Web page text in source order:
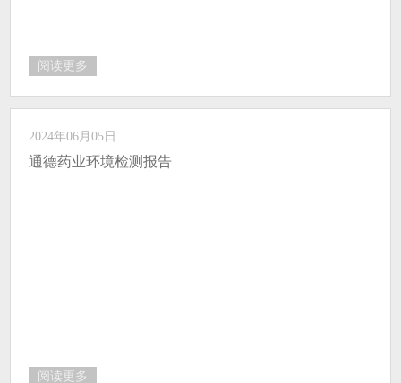
阅读更多
2024年06月05日
通德药业环境检测报告
阅读更多